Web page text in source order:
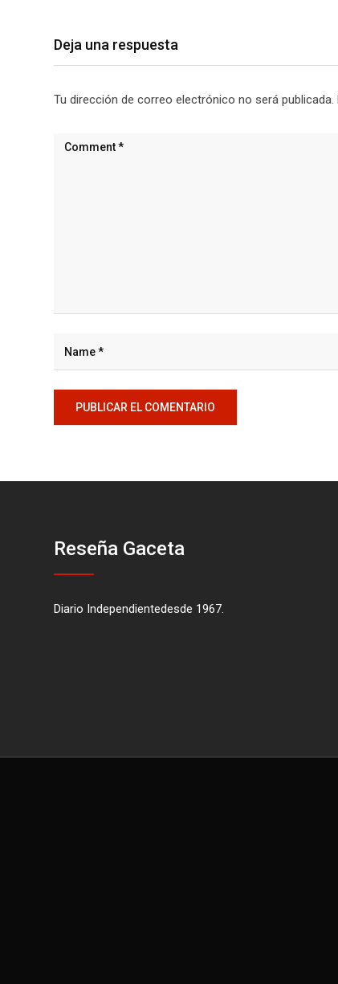
Deja una respuesta
Tu dirección de correo electrónico no será publicada.
Reseña Gaceta
Diario Independientedesde 1967.